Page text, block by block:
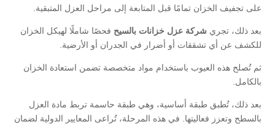
على تجفيف الخزان تمامًا قبل المتابعة إلى مراحل العزل المتبقية.
بعد ذلك، تجري شركة عزل خزانات بالسيح فحصًا شاملًا لهيكل الخزان
للكشف عن أي تشققات أو أضرار في الجدران أو الأرضية.
ثم تُصلح هذه العيوب باستخدام مواد متخصصة تضمن استعادة الخزان
بالكامل.
بعد ذلك، تُطبق طبقة أساسية، وهي طبقة حاسمة تربط مادة العزل
بالسطح وتعزز فعاليتها. في هذه المرحلة، تُراعى المعايير الدولية لضمان